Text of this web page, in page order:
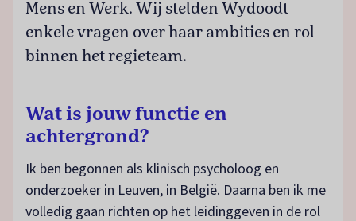
Mens en Werk. Wij stelden Wydoodt
enkele vragen over haar ambities en rol
binnen het regieteam.
Wat is jouw functie en
achtergrond?
Ik ben begonnen als klinisch psycholoog en
onderzoeker in Leuven, in België. Daarna ben ik me
volledig gaan richten op het leidinggeven in de rol